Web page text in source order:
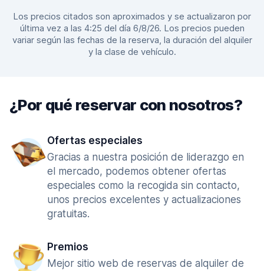
Los precios citados son aproximados y se actualizaron por
última vez a las 4:25 del día 6/8/26. Los precios pueden
variar según las fechas de la reserva, la duración del alquiler
y la clase de vehículo.
¿Por qué reservar con nosotros?
Ofertas especiales
Gracias a nuestra posición de liderazgo en
el mercado, podemos obtener ofertas
especiales como la recogida sin contacto,
unos precios excelentes y actualizaciones
gratuitas.
Premios
Mejor sitio web de reservas de alquiler de